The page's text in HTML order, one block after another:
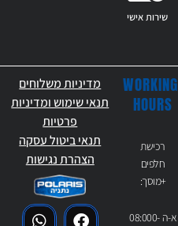
שירות אישי
WORKING
HOURS
רכישת
חלפים
+מוסך:
א-ה 08:000-
מדיניות משלוחים
תנאי שימוש ומדיניות
פרטיות
תנאי ביטול עסקה
הצהרת נגישות